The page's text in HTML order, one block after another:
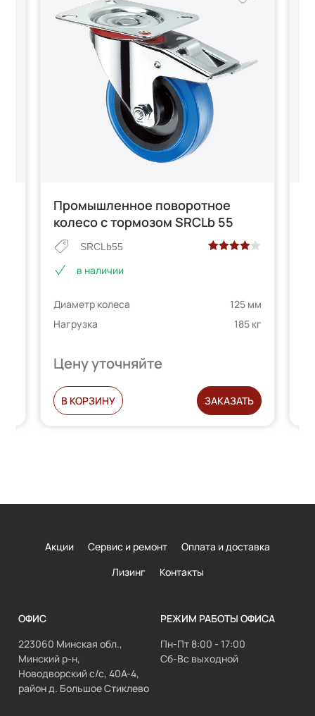
Промышленное поворотное
колесо с тормозом SRCLb 55
SRCLb55
опроса
пользователей
в наличии
Диаметр колеса
125 мм
Нагрузка
185 кг
Цену уточняйте
В КОРЗИНУ ЗАКАЗАТЬ
Акции Сервис и ремонт
Оплата и доставка
Лизинг
Контакты
ОФИС
223060 Минская обл.,
Минский р-н,
Новодворский с/с, 40А-4,
район д. Большое Стиклево
РЕЖИМ РАБОТЫ ОФИСА
Пн-Пт 8:00 - 17:00
Сб-Вс выходной